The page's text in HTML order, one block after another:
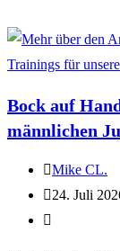
Bock auf
männlichen
Mike CL.
24. Juli